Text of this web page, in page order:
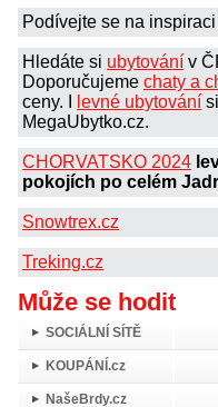
Podívejte se na
Hledáte si ubytování v
Doporučujeme chaty a
ceny. I
levné ubytování
MegaUbytko.cz.
CHORVATSKO 2024
pokojích po celém
Snowtrex.cz
Treking.cz
Může se hodit
SOCIÁLNÍ SÍTĚ
KOUPÁNÍ.cz
NašeBrdy.cz